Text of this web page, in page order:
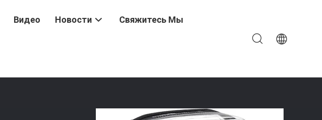
Видео Новости Свяжитесь Мы